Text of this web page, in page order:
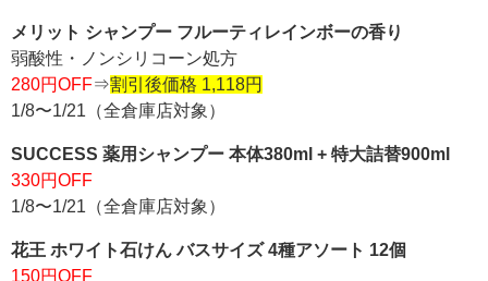
メリット シャンプー フルーティレインボーの香り
弱酸性・ノンシリコーン処方
280円OFF⇒割引後価格 1,118円
1/8〜1/21（全倉庫店対象）
SUCCESS 薬用シャンプー 本体380ml + 特大詰替900ml
330円OFF
1/8〜1/21（全倉庫店対象）
花王 ホワイト石けん バスサイズ 4種アソート 12個
150円OFF